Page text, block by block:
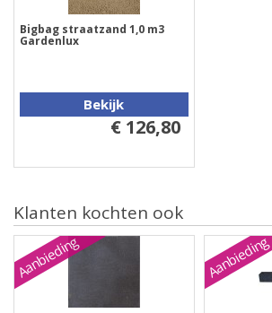
Bigbag straatzand 1,0 m3
Gardenlux
Bekijk
€ 126,80
Klanten kochten ook
Aanbieding Aanbieding